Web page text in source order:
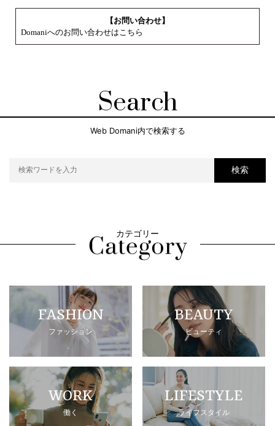
【お問い合わせ】
Domaniへのお問い合わせはこちら
Search
Web Domani内で検索する
検索
カテゴリー
FASHION
ファッション
BEAUTY
ビューティ
WORK
働く
LIFESTYLE
ライフスタイル